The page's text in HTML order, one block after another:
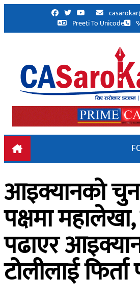
Skip to content
Preeti To Unicode
आइक्यानको
पक्षमा
पढाएर
टोलीलाई फिर्ता